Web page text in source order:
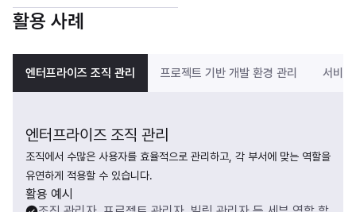
활용 사례
엔터프라이즈 조직 관리 프로젝트 기반 개발 환경 관리 서비
엔터프라이즈 조직 관리
조직에서 수많은 사용자를 효율적으로 관리하고, 각 부서에 맞는 역할을
유연하게 적용할 수 있습니다.
활용 예시